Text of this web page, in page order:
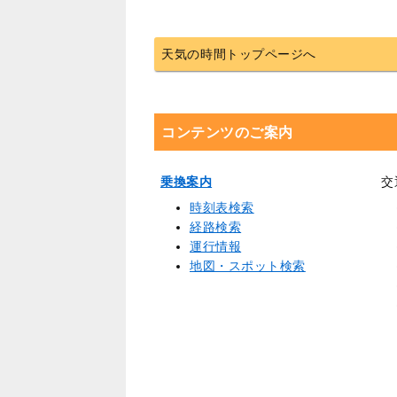
天気の時間トップページへ
コンテンツのご案内
乗換案内
時刻表検索
経路検索
運行情報
地図・スポット検索
交